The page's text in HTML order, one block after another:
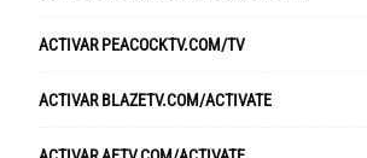
ACTIVAR PEACOCKTV.COM/TV
ACTIVAR BLAZETV.COM/ACTIVATE